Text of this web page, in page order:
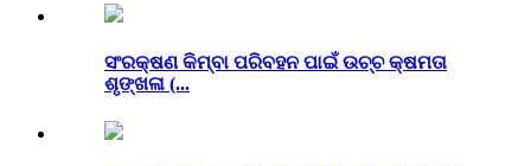
ସଂରକ୍ଷଣ କିମ୍ବା ପରିବହନ ପାଇଁ ଉଚ୍ଚ କ୍ଷମତା
ଶୃଙ୍ଖଳା (...